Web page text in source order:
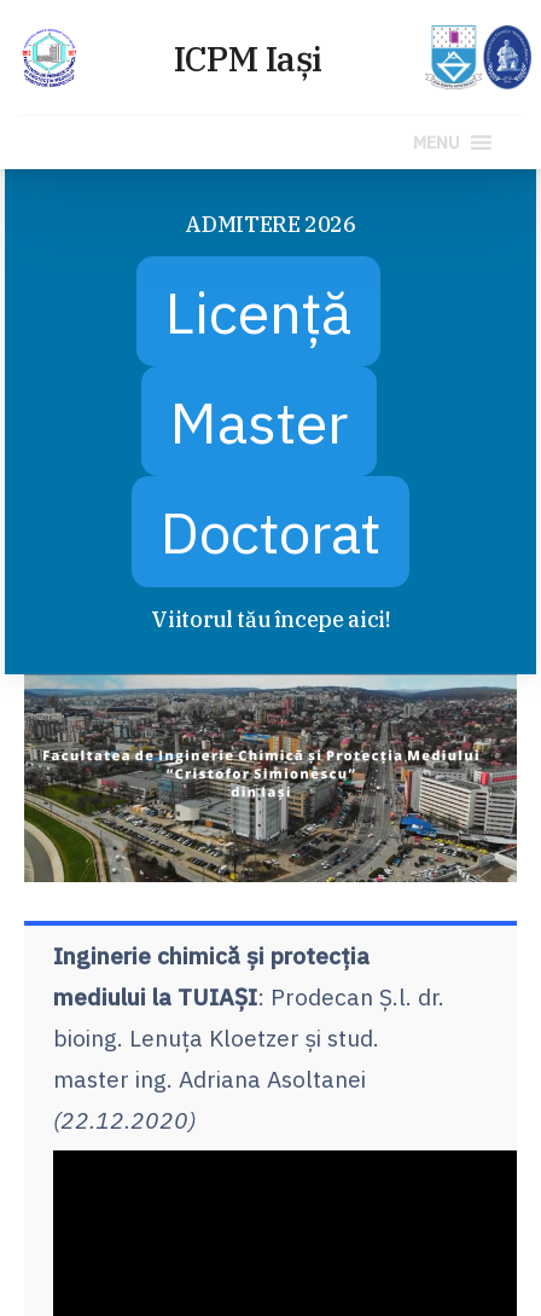
MENU
ADMITERE 2026
Licență
Master
Doctorat
Viitorul tău începe aici!
Inginerie chimică și protecția
mediului la TUIAȘI: Prodecan Ș.l. dr.
bioing. Lenuța Kloetzer și stud.
master ing. Adriana Asoltanei
(22.12.2020)